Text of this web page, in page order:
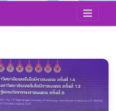
24 กรกฎาคม 68